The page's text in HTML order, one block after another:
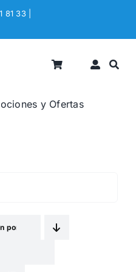
81 33
y Ofertas
por Defecto